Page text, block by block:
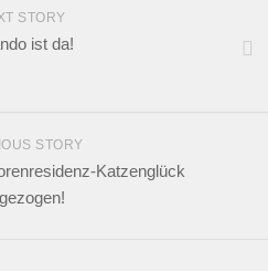
STORY
ist da!
STORY
Katzenglück